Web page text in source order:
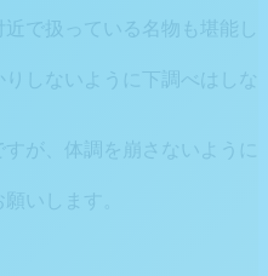
で扱っている名物も堪能し
しないように下調べはしな
が、体調を崩さないように
いします。